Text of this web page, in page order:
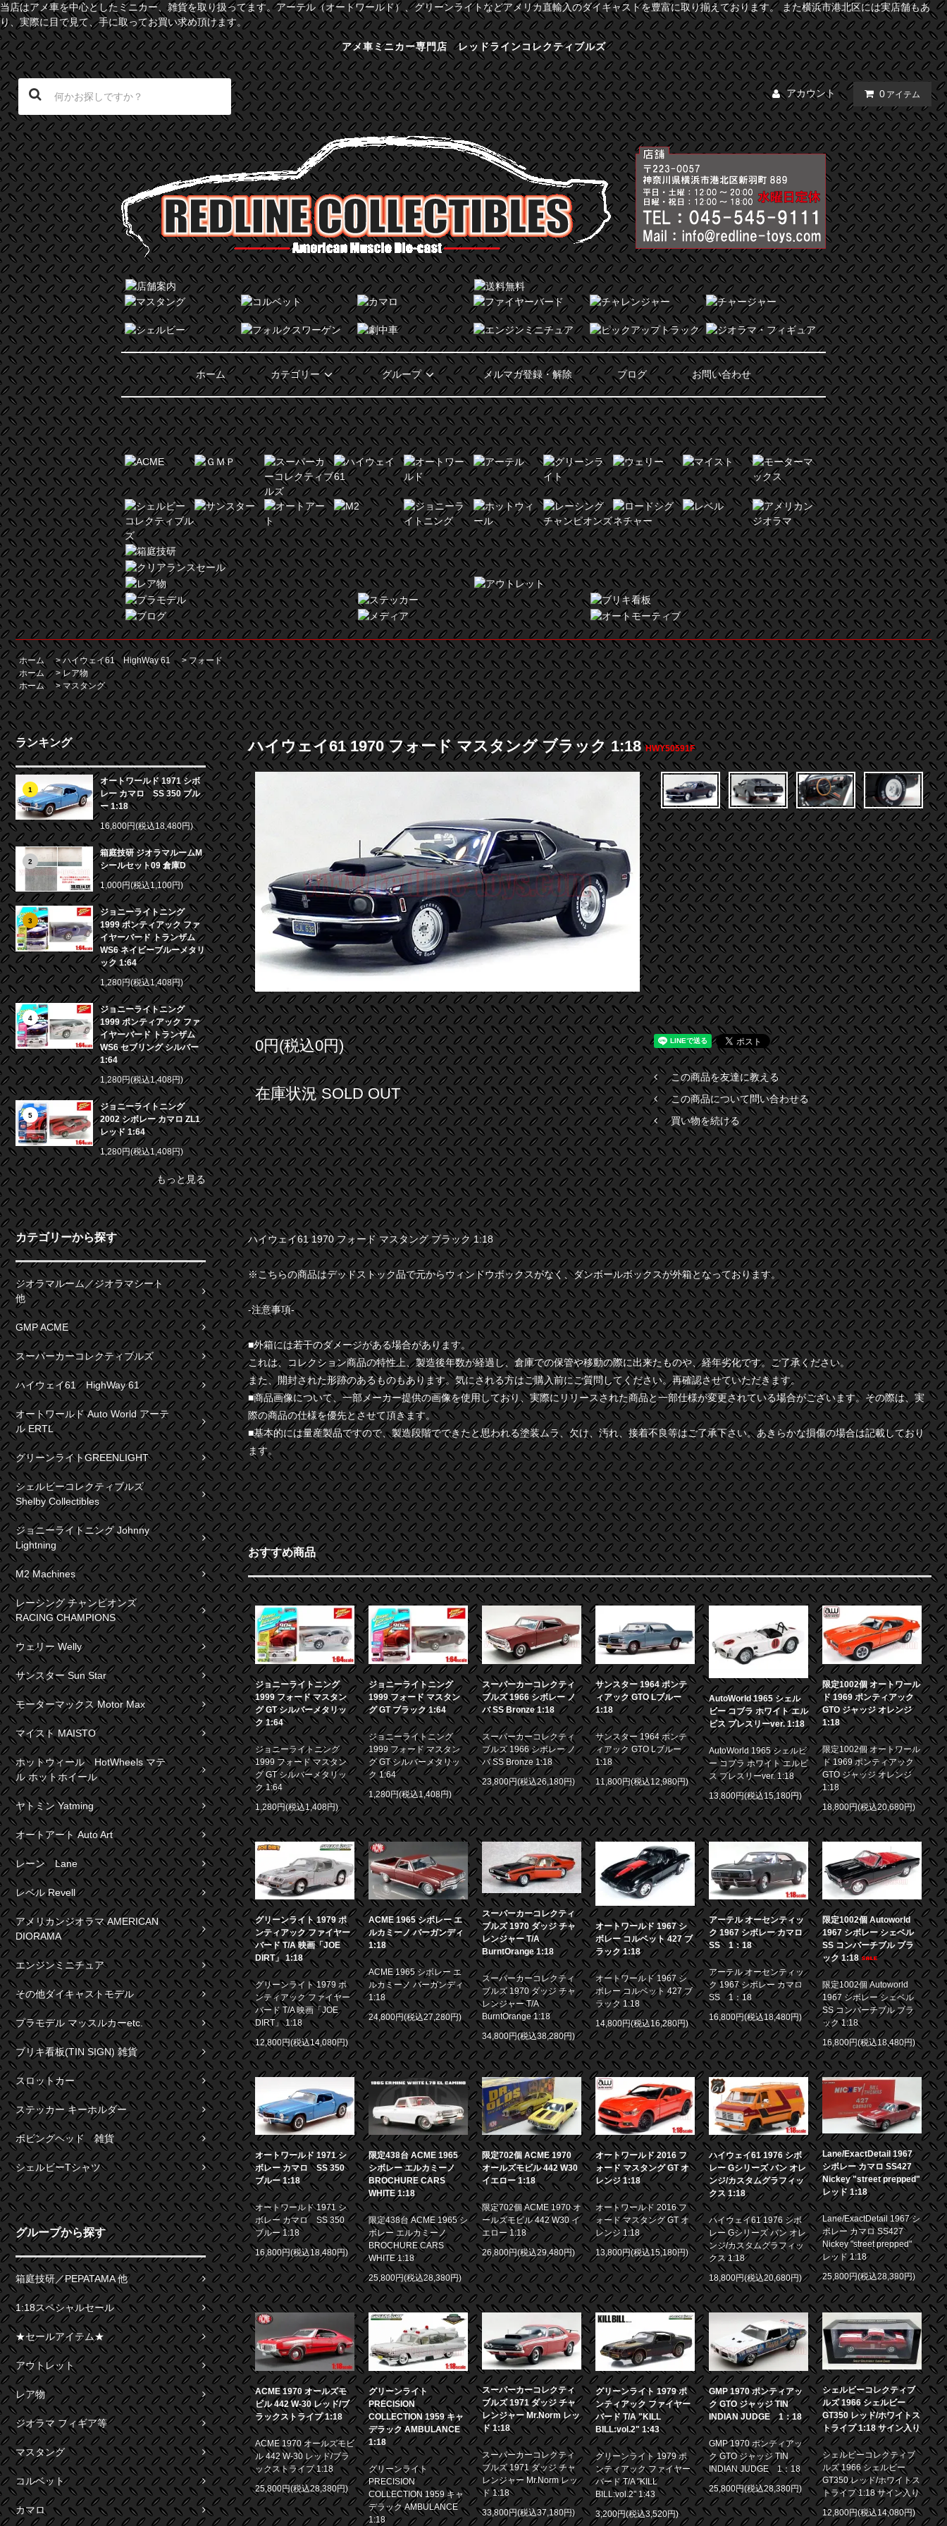
当店はアメ車を中心としたミニカー、雑貨を取り扱ってます。アーテル（オートワールド）、グリーンライトなどアメリカ直輸入のダイキャストを豊富に取り揃えております。 また横浜市港北区には実店舗もあ
り、実際に目で見て、手に取ってお買い求め頂けます。
アメ車ミニカー専門店 レッドラインコレクティブルズ
アカウント 0 アイテム
ホーム カテゴリー グループ メルマガ登録・解除 ブログ お問い合わせ
ホーム >ハイウェイ61 HighWay 61 > フォード
ホーム
>レア物
ホーム
>マスタング
ランキング
1
オートワールド 1971 シボ
レー カマロ SS 350 ブル
ー 1:18
16,800円(税込18,480円)
2
箱庭技研 ジオラマルームM
シールセット09 倉庫D
1,000円(税込1,100円)
3
ジョニーライトニング
1999 ポンティアック ファ
イヤーバード トランザム
WS6 ネイビーブルーメタリ
ック 1:64
1,280円(税込1,408円)
4
ジョニーライトニング
1999 ポンティアック ファ
イヤーバード トランザム
WS6 セブリング シルバー
1:64
1,280円(税込1,408円)
5
ジョニーライトニング
2002 シボレー カマロ ZL1
レッド 1:64
1,280円(税込1,408円)
もっと見る
カテゴリーから探す
ジオラマルーム／ジオラマシート
他
GMP ACME
スーパーカーコレクティブルズ
ハイウェイ61 HighWay 61
オートワールド Auto World アーテ
ル ERTL
グリーンライトGREENLIGHT
シェルビーコレクティブルズ
Shelby Collectibles
ジョニーライトニング Johnny
Lightning
M2 Machines
レーシング チャンピオンズ
RACING CHAMPIONS
ウェリー Welly
サンスター Sun Star
モーターマックス Motor Max
マイスト MAISTO
ホットウィール HotWheels マテ
ル ホットホイール
ヤトミン Yatming
オートアート Auto Art
レーン Lane
レベル Revell
アメリカンジオラマ AMERICAN
DIORAMA
エンジンミニチュア
その他ダイキャストモデル
プラモデル マッスルカーetc.
ブリキ看板(TIN SIGN) 雑貨
スロットカー
ステッカー キーホルダー
ボビングヘッド 雑貨
シェルビーTシャツ
グループから探す
箱庭技研／PEPATAMA 他
1:18スペシャルセール
★セールアイテム★
アウトレット
レア物
ジオラマ フィギア等
マスタング
コルベット
カマロ
ハイウェイ61 1970 フォード マスタング ブラック 1:18HWY50591F
0円(税込0円)
在庫状況 SOLD OUT
この商品を友達に教える
この商品について問い合わせる
買い物を続ける
ハイウェイ61 1970 フォード マスタング ブラック 1:18
※こちらの商品はデッドストック品で元からウィンドウボックスがなく、ダンボールボックスが外箱となっております。
-注意事項-
■外箱には若干のダメージがある場合があります。
これは、コレクション商品の特性上、製造後年数が経過し、倉庫での保管や移動の際に出来たものや、経年劣化です。ご了承ください。
また、開封された形跡のあるものもあります。気にされる方はご購入前にご質問してください。再確認させていただきます。
■商品画像について、一部メーカー提供の画像を使用しており、実際にリリースされた商品と一部仕様が変更されている場合がございます。その際は、実
際の商品の仕様を優先とさせて頂きます。
■基本的には量産製品ですので、製造段階でできたと思われる塗装ムラ、欠け、汚れ、接着不良等はご了承下さい。あきらかな損傷の場合は記載しており
ます。
おすすめ商品
ジョニーライトニング
1999 フォード マスタン
グ GT シルバーメタリッ
ク 1:64
ジョニーライトニング
1999 フォード マスタン
グ GT シルバーメタリッ
ク 1:64
1,280円(税込1,408円)
ジョニーライトニング
1999 フォード マスタン
グ GT ブラック 1:64
ジョニーライトニング
1999 フォード マスタン
グ GT シルバーメタリッ
ク 1:64
1,280円(税込1,408円)
スーパーカーコレクティ
ブルズ 1966 シボレー ノ
バ SS Bronze 1:18
スーパーカーコレクティ
ブルズ 1966 シボレー ノ
バ SS Bronze 1:18
23,800円(税込26,180円)
サンスター 1964 ポンテ
ィアック GTO Lブルー
1:18
サンスター 1964 ポンテ
ィアック GTO Lブルー
1:18
11,800円(税込12,980円)
AutoWorld 1965 シェル
ビー コブラ ホワイト エル
ビス プレスリーver. 1:18
AutoWorld 1965 シェルビ
ー コブラ ホワイト エルビ
ス プレスリーver. 1:18
13,800円(税込15,180円)
限定1002個 オートワール
ド 1969 ポンティアック
GTO ジャッジ オレンジ
1:18
限定1002個 オートワール
ド 1969 ポンティアック
GTO ジャッジ オレンジ
1:18
18,800円(税込20,680円)
グリーンライト 1979 ポ
ンティアック ファイヤー
バード T/A 映画「JOE
DIRT」 1:18
グリーンライト 1979 ポ
ンティアック ファイヤー
バード T/A 映画「JOE
DIRT」 1:18
12,800円(税込14,080円)
ACME 1965 シボレー エ
ルカミーノ バーガンディ
1:18
ACME 1965 シボレー エ
ルカミーノ バーガンディ
1:18
24,800円(税込27,280円)
スーパーカーコレクティ
ブルズ 1970 ダッジ チャ
レンジャー T/A
BurntOrange 1:18
スーパーカーコレクティ
ブルズ 1970 ダッジ チャ
レンジャー T/A
BurntOrange 1:18
34,800円(税込38,280円)
オートワールド 1967 シ
ボレー コルベット 427 ブ
ラック 1:18
オートワールド 1967 シ
ボレー コルベット 427 ブ
ラック 1:18
14,800円(税込16,280円)
アーテル オーセンティッ
ク 1967 シボレー カマロ
SS 1：18
アーテル オーセンティッ
ク 1967 シボレー カマロ
SS 1：18
16,800円(税込18,480円)
限定1002個 Autoworld
1967 シボレー シェベル
SS コンバーチブル ブラ
ック 1:18
限定1002個 Autoworld
1967 シボレー シェベル
SS コンバーチブル ブラ
ック 1:18
16,800円(税込18,480円)
オートワールド 1971 シ
ボレー カマロ SS 350
ブルー 1:18
オートワールド 1971 シ
ボレー カマロ SS 350
ブルー 1:18
16,800円(税込18,480円)
限定438台 ACME 1965
シボレー エルカミーノ
BROCHURE CARS
WHITE 1:18
限定438台 ACME 1965 シ
ボレー エルカミーノ
BROCHURE CARS
WHITE 1:18
25,800円(税込28,380円)
限定702個 ACME 1970
オールズモビル 442 W30
イエロー 1:18
限定702個 ACME 1970 オ
ールズモビル 442 W30 イ
エロー 1:18
26,800円(税込29,480円)
オートワールド 2016 フ
ォード マスタング GT オ
レンジ 1:18
オートワールド 2016 フ
ォード マスタング GT オ
レンジ 1:18
13,800円(税込15,180円)
ハイウェイ61 1976 シボ
レー Gシリーズ バン オレ
ンジ/カスタムグラフィッ
クス 1:18
ハイウェイ61 1976 シボ
レー Gシリーズ バン オレ
ンジ/カスタムグラフィッ
クス 1:18
18,800円(税込20,680円)
Lane/ExactDetail 1967
シボレー カマロ SS427
Nickey "street prepped"
レッド 1:18
Lane/ExactDetail 1967 シ
ボレー カマロ SS427
Nickey "street prepped"
レッド 1:18
25,800円(税込28,380円)
ACME 1970 オールズモ
ビル 442 W-30 レッド/ブ
ラックストライプ 1:18
ACME 1970 オールズモビ
ル 442 W-30 レッド/ブラ
ックストライプ 1:18
25,800円(税込28,380円)
グリーンライト
PRECISION
COLLECTION 1959 キャ
デラック AMBULANCE
1:18
グリーンライト
PRECISION
COLLECTION 1959 キャ
デラック AMBULANCE
1:18
スーパーカーコレクティ
ブルズ 1971 ダッジ チャ
レンジャー Mr.Norm レッ
ド 1:18
スーパーカーコレクティ
ブルズ 1971 ダッジ チャ
レンジャー Mr.Norm レッ
ド 1:18
33,800円(税込37,180円)
グリーンライト 1979 ポ
ンティアック ファイヤー
バード T/A "KILL
BILL:vol.2" 1:43
グリーンライト 1979 ポ
ンティアック ファイヤー
バード T/A "KILL
BILL:vol.2" 1:43
3,200円(税込3,520円)
GMP 1970 ポンティアッ
ク GTO ジャッジ TIN
INDIAN JUDGE 1：18
GMP 1970 ポンティアッ
ク GTO ジャッジ TIN
INDIAN JUDGE 1：18
25,800円(税込28,380円)
シェルビーコレクティブ
ルズ 1966 シェルビー
GT350 レッド/ホワイトス
トライプ 1:18 サイン入り
シェルビーコレクティブ
ルズ 1966 シェルビー
GT350 レッド/ホワイトス
トライプ 1:18 サイン入り
12,800円(税込14,080円)